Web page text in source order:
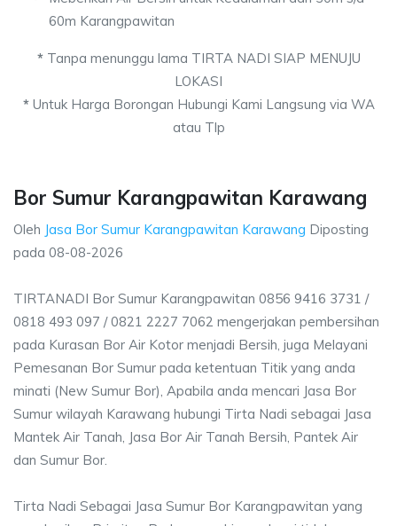
60m Karangpawitan
*Tanpa menunggu lama TIRTA NADI SIAP MENUJU
LOKASI
*Untuk Harga Borongan Hubungi Kami Langsung via WA
atau Tlp
Bor Sumur Karangpawitan Karawang
Oleh Jasa Bor Sumur Karangpawitan Karawang Diposting
pada 08-08-2026
TIRTANADI Bor Sumur Karangpawitan 0856 9416 3731 /
0818 493 097 / 0821 2227 7062 mengerjakan pembersihan
pada Kurasan Bor Air Kotor menjadi Bersih, juga Melayani
Pemesanan Bor Sumur pada ketentuan Titik yang anda
minati (New Sumur Bor), Apabila anda mencari Jasa Bor
Sumur wilayah Karawang hubungi Tirta Nadi sebagai Jasa
Mantek Air Tanah, Jasa Bor Air Tanah Bersih, Pantek Air
dan Sumur Bor.
Tirta Nadi Sebagai Jasa Sumur Bor Karangpawitan yang